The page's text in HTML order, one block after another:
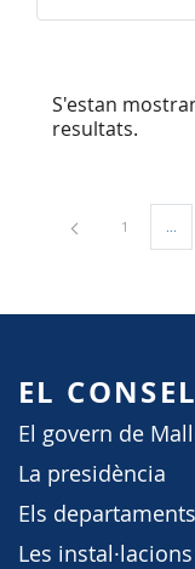
S'estan
resultats.
Pàgina
1 ...
EL
El govern de
La presidència
Els departaments
Les instal·lacions